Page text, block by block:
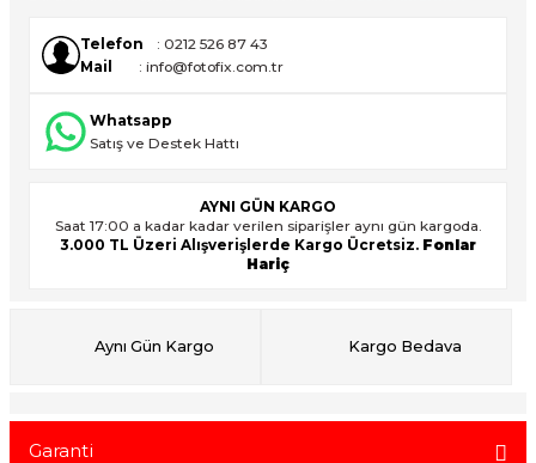
Işık Setleri
Setleri
Telefon
: 0212 526 87 43
Mail
: info@fotofix.com.tr
Whatsapp
Satış ve Destek Hattı
AYNI GÜN KARGO
Saat 17:00 a kadar kadar verilen siparişler aynı gün kargoda.
3.000 TL Üzeri Alışverişlerde Kargo Ücretsiz. Fonlar
Hariç
Aynı Gün Kargo Kargo Bedava
Garanti